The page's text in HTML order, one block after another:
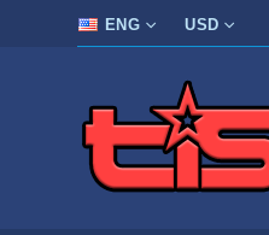
ENG USD